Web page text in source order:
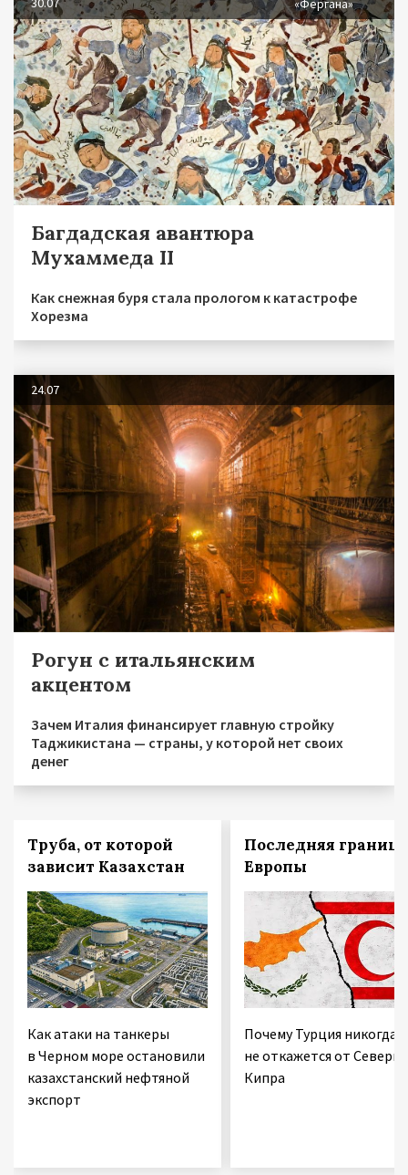
«Фергана»
Багдадская авантюра
Мухаммеда II
Как снежная буря стала прологом к катастрофе
Хорезма
24.07
Рогун с итальянским
акцентом
Зачем Италия финансирует главную стройку
Таджикистана — страны, у которой нет своих
денег
Труба, от которой
зависит Казахстан
Как атаки на танкеры
в Черном море остановили
казахстанский нефтяной
экспорт
Последняя граница
Европы
Почему Турция никогда
не откажется от
Кипра